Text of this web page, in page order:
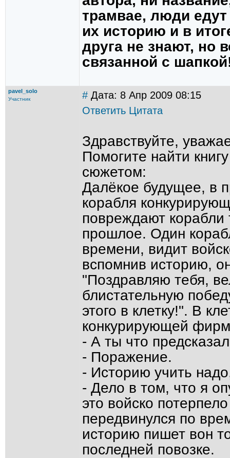
трамвае, люди едут
их историю и в
друга не знают, но
связанной с
pavel_solo
Участник # Дата: 8 Апр 2009 08:15
Ответить Цитата
Здравствуйте,
Помогите найти
сюжетом:
Далёкое будущее, в
корабля
повреждают корабли
прошлое. Один
времени, видит
вспомнив историю,
"Поздравляю тебя,
блистательную
этого в клетку!". В
конкурирующей
- А ты что
- Поражение.
- Историю учить
- Дело в том, что я
это войско
передвинулся по
историю пишет вон
последней повозке.